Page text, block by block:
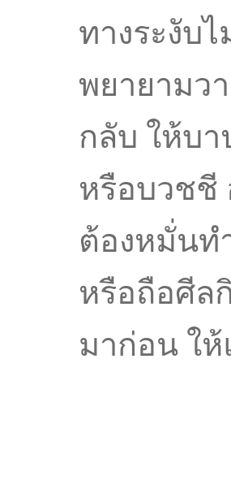
ทางระงับ
พยายามว
กลับ ให้บา
หรือบวชชี
ต้องหมั่นท
หรือถือศีล
มาก่อน ให้